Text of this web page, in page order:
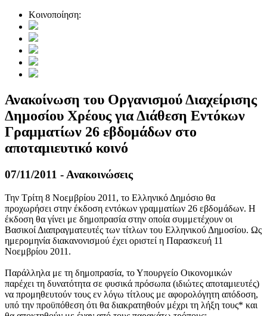
Κοινοποίηση:
Ανακοίνωση του Οργανισμού Διαχείρισης
Δημοσίου Χρέους για Διάθεση Εντόκων
Γραμματίων 26 εβδομάδων στο
αποταμιευτικό κοινό
07/11/2011 - Ανακοινώσεις
Την Τρίτη 8 Νοεμβρίου 2011, το Ελληνικό Δημόσιο θα
προχωρήσει στην έκδοση εντόκων γραμματίων 26 εβδομάδων. Η
έκδοση θα γίνει με δημοπρασία στην οποία συμμετέχουν οι
Βασικοί Διαπραγματευτές των τίτλων του Ελληνικού Δημοσίου. Ως
ημερομηνία διακανονισμού έχει οριστεί η Παρασκευή 11
Νοεμβρίου 2011.
Παράλληλα με τη δημοπρασία, το Υπουργείο Οικονομικών
παρέχει τη δυνατότητα σε φυσικά πρόσωπα (ιδιώτες αποταμιευτές)
να προμηθευτούν τους εν λόγω τίτλους με αφορολόγητη απόδοση,
υπό την προϋπόθεση ότι θα διακρατηθούν μέχρι τη λήξη τους* και